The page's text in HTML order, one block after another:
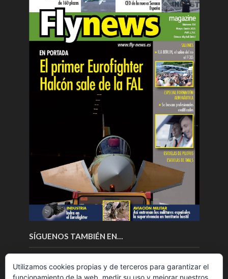
SÍGUENOS TAMBIÉN EN…
Utilizamos cookies propias y de terceros para garantizar el
funcionamiento de la web, medir su uso y mejorar nuestros